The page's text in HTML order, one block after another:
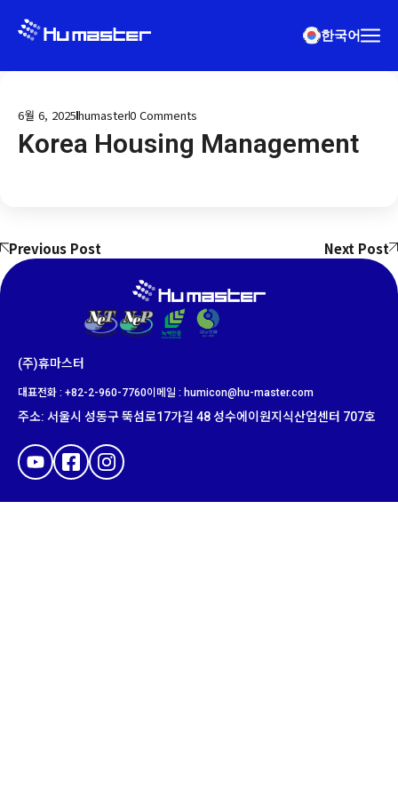
한국어
6월 6, 2025humaster0 Comments
Korea Housing Management
Previous Post Next Post
(주)휴마스터
대표전화 : +82-2-960-7760이메일 : humicon@hu-master.com​
주소: 서울시 성동구 뚝섬로17가길 48성수에이원지식산업센터 707호